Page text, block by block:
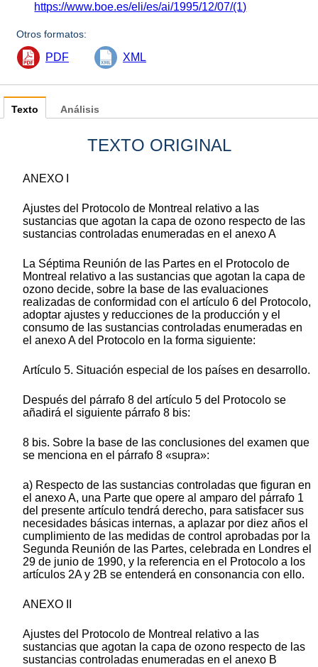
https://www.boe.es/eli/es/ai/1995/12/07/(1)
Otros formatos:
PDF XML
Texto
TEXTO ORIGINAL
ANEXO I
Ajustes del Protocolo de Montreal relativo a las
sustancias que agotan la capa de ozono respecto de las
sustancias controladas enumeradas en el anexo A
La Séptima Reunión de las Partes en el Protocolo de
Montreal relativo a las sustancias que agotan la capa de
ozono decide, sobre la base de las evaluaciones
realizadas de conformidad con el artículo 6 del Protocolo,
adoptar ajustes y reducciones de la producción y el
consumo de las sustancias controladas enumeradas en
el anexo A del Protocolo en la forma siguiente:
Artículo 5. Situación especial de los países en desarrollo.
Después del párrafo 8 del artículo 5 del Protocolo se
añadirá el siguiente párrafo 8 bis:
8 bis. Sobre la base de las conclusiones del examen que
se menciona en el párrafo 8 «supra»:
a) Respecto de las sustancias controladas que figuran en
el anexo A, una Parte que opere al amparo del párrafo 1
del presente artículo tendrá derecho, para satisfacer sus
necesidades básicas internas, a aplazar por diez años el
cumplimiento de las medidas de control aprobadas por la
Segunda Reunión de las Partes, celebrada en Londres el
29 de junio de 1990, y la referencia en el Protocolo a los
artículos 2A y 2B se entenderá en consonancia con ello.
ANEXO II
Ajustes del Protocolo de Montreal relativo a las
sustancias que agotan la capa de ozono respecto de las
sustancias controladas enumeradas en el anexo B
Análisis